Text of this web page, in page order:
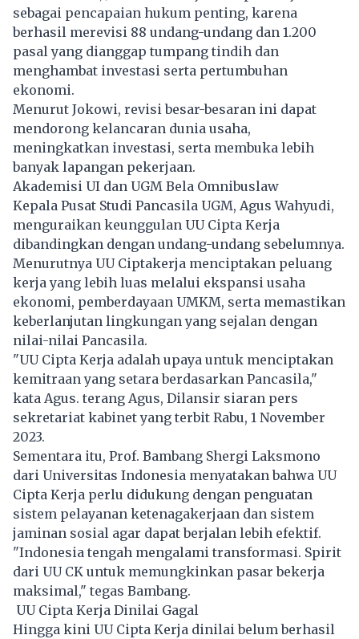
sebagai pencapaian hukum penting, karena
berhasil merevisi 88 undang-undang dan 1.200
pasal yang dianggap tumpang tindih dan
menghambat investasi serta pertumbuhan
ekonomi.
Menurut Jokowi, revisi besar-besaran ini dapat
mendorong kelancaran dunia usaha,
meningkatkan investasi, serta membuka lebih
banyak lapangan pekerjaan.
Akademisi UI dan UGM Bela Omnibuslaw
Kepala Pusat Studi Pancasila UGM, Agus Wahyudi,
menguraikan keunggulan UU Cipta Kerja
dibandingkan dengan undang-undang sebelumnya.
Menurutnya UU Ciptakerja menciptakan peluang
kerja yang lebih luas melalui ekspansi usaha
ekonomi, pemberdayaan UMKM, serta memastikan
keberlanjutan lingkungan yang sejalan dengan
nilai-nilai Pancasila.
"UU Cipta Kerja adalah upaya untuk menciptakan
kemitraan yang setara berdasarkan Pancasila,"
kata Agus. terang Agus, Dilansir siaran pers
sekretariat kabinet yang terbit Rabu, 1 November
2023.
Sementara itu, Prof. Bambang Shergi Laksmono
dari Universitas Indonesia menyatakan bahwa UU
Cipta Kerja perlu didukung dengan penguatan
sistem pelayanan ketenagakerjaan dan sistem
jaminan sosial agar dapat berjalan lebih efektif.
"Indonesia tengah mengalami transformasi. Spirit
dari UU CK untuk memungkinkan pasar bekerja
maksimal," tegas Bambang.
UU Cipta Kerja Dinilai Gagal
Hingga kini UU Cipta Kerja dinilai belum berhasil